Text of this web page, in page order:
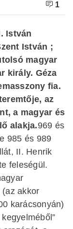
1
István
István ;
magyar
király. Géza
fia.
az
a magyar és
alakja.969 és
985 és 989
II. Henrik
feleségül.
akkor
karácsonyán)